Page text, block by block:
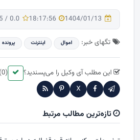
1404/01/13
18:17:56
0.0
/
5
تگهای خبر: اموال اینترنت پرونده
این مطلب آی وکیل را می‌پسندید؟ (0)
X
تازه‌ترین مطالب مرتبط